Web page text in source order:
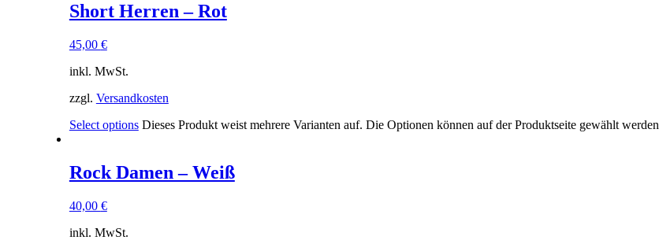
Short Herren – Rot
45,00 €
inkl. MwSt.
zzgl. Versandkosten
Select options Dieses Produkt weist mehrere Varianten auf. Die Optionen können auf der Produktseite gewählt werden
Rock Damen – Weiß
40,00 €
inkl. MwSt.